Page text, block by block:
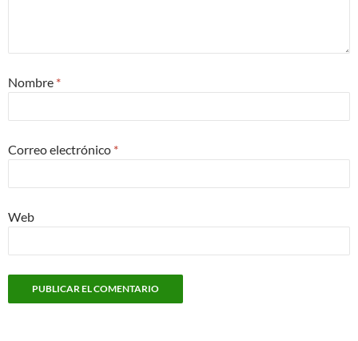
Nombre *
Correo electrónico *
Web